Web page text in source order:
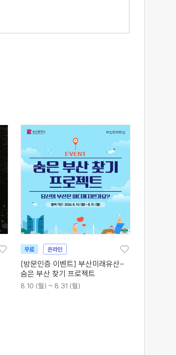
무료 온라인
[방문인증 이벤트] 부산미래유산-
숨은 부산 찾기 프로젝트
8.10 (월) ~ 8.31 (월)